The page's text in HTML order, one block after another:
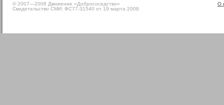
О
© 2007—2008 Движение «Добрососедство»
Свидетельство СМИ: ФС77-31540 от 19 марта 2008